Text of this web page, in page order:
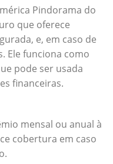
Pindorama do
que oferece
e, em caso de
Ele funciona como
pode ser usada
financeiras.
mensal ou anual à
cobertura em caso